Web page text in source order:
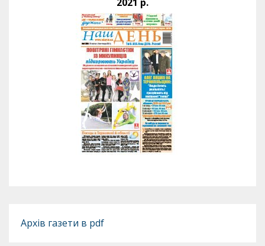
Архів газети в pdf